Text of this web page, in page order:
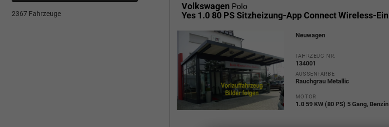
Volkswagen Polo
Neuwagen
FAHRZEUG-NR.
134001
AUSSENFARBE
Rauchgrau Metallic
MOTOR
1.0 59 KW (80 PS) 5 Gang, Benzin
2367 Fahrzeuge